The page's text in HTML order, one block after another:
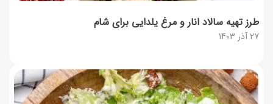
27 آذر 1403
طرز تهیه سالاد انار و مرغ یلدایی برای شام